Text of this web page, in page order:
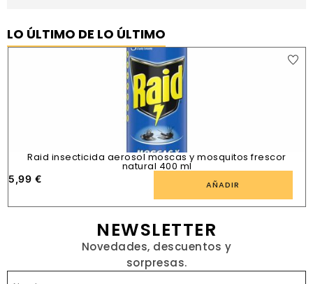
LO ÚLTIMO DE LO ÚLTIMO
Raid insecticida aerosol moscas y mosquitos frescor
natural 400 ml
5,99 € AÑADIR
NEWSLETTER
Novedades, descuentos y
sorpresas.